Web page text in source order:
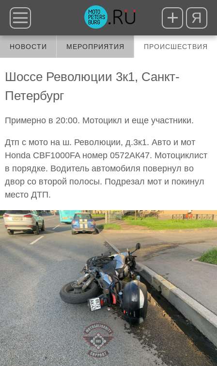
Я
НОВОСТИ МЕРОПРИЯТИЯ ПРОИСШЕСТВИЯ
Шоссе Революции 3к1, Санкт-
Петербург
Примерно в 20:00. Мотоцикл и еще участники.
Дтп с мото на ш. Революции, д.3к1. Авто и мот
Honda CBF1000FA номер 0572АК47. Мотоциклист
в порядке. Водитель автомобиля повернул во
двор со второй полосы. Подрезал мот и покинул
место ДТП.